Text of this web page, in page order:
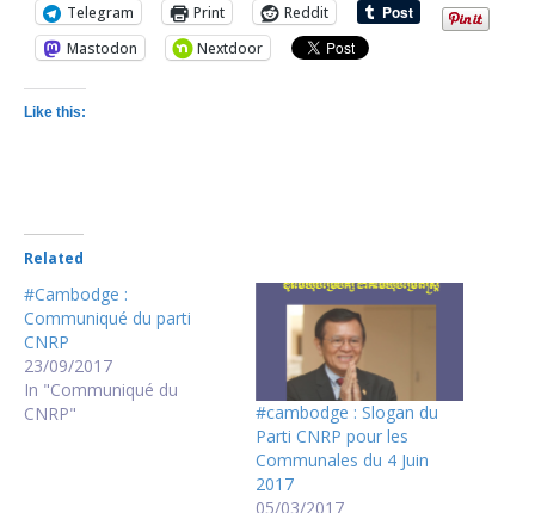
Telegram
Print
Reddit
Mastodon
Nextdoor
Like this:
Related
#Cambodge :
Communiqué du parti
CNRP
23/09/2017
In "Communiqué du
CNRP"
#cambodge : Slogan du
Parti CNRP pour les
Communales du 4 Juin
2017
05/03/2017